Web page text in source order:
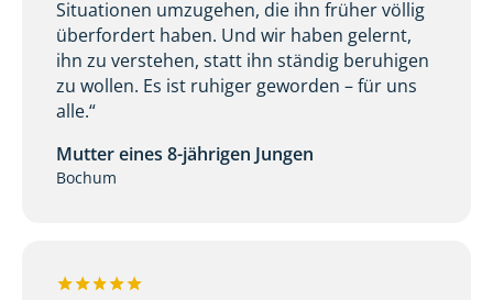
Situationen umzugehen, die ihn früher völlig
überfordert haben. Und wir haben gelernt,
ihn zu verstehen, statt ihn ständig beruhigen
zu wollen. Es ist ruhiger geworden – für uns
alle.“
Mutter eines 8-jährigen Jungen
Bochum